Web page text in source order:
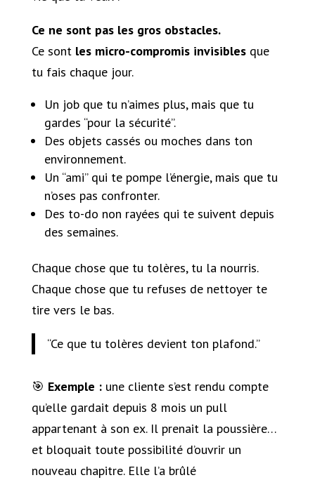
Ce ne sont pas les gros obstacles.
Ce sont les micro-compromis invisiblesque
tu fais chaque jour.
Un job que tu n’aimes plus, mais que tu
gardes “pour la sécurité”.
Des objets cassés ou moches dans ton
environnement.
Un “ami” qui te pompe l’énergie, mais que tu
n’oses pas confronter.
Des to-do non rayées qui te suivent depuis
des semaines.
Chaque chose que tu tolères, tu la nourris.
Chaque chose que tu refuses de nettoyer te
tire vers le bas.
“Ce que tu tolères devient ton plafond.”
🎯 Exemple :une cliente s’est rendu compte
qu’elle gardait depuis 8 mois un pull
appartenant à son ex. Il prenait la poussière…
et bloquait toute possibilité d’ouvrir un
nouveau chapitre. Elle l’a brûlé